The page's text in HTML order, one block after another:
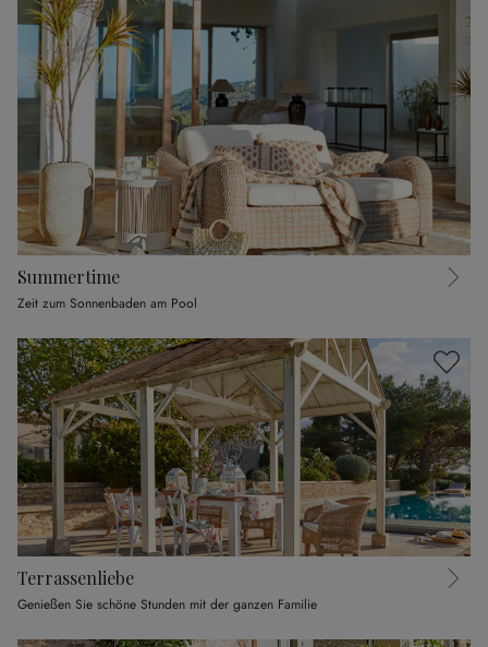
Summertime
Zeit zum Sonnenbaden am Pool
Terrassenliebe
Genießen Sie schöne Stunden mit der ganzen Familie